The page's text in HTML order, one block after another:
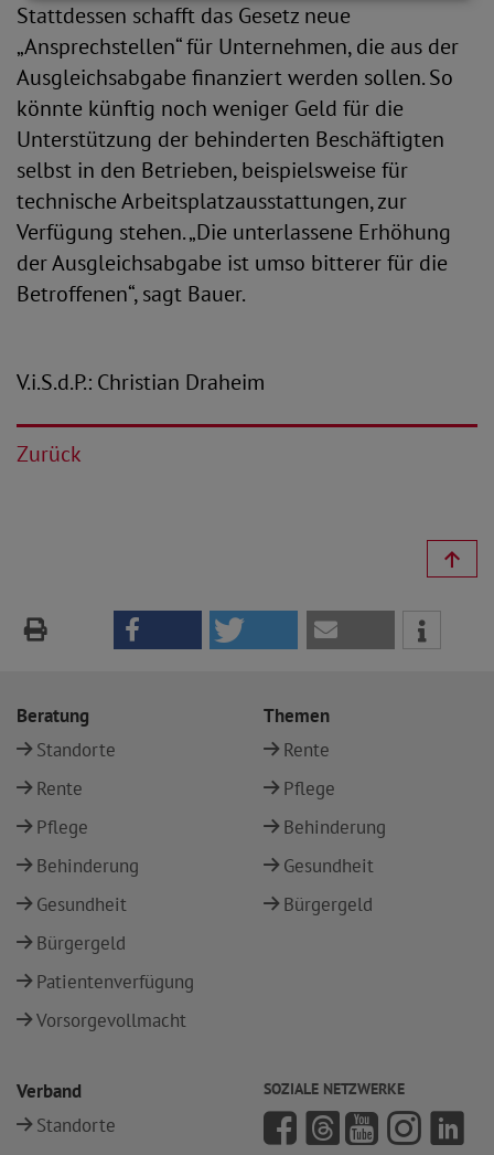
Stattdessen schafft das Gesetz neue
„Ansprechstellen“ für Unternehmen, die aus der
Ausgleichsabgabe finanziert werden sollen. So
könnte künftig noch weniger Geld für die
Unterstützung der behinderten Beschäftigten
selbst in den Betrieben, beispielsweise für
technische Arbeitsplatzausstattungen, zur
Verfügung stehen. „Die unterlassene Erhöhung
der Ausgleichsabgabe ist umso bitterer für die
Betroffenen“, sagt Bauer.
V.i.S.d.P.: Christian Draheim
Zurück
Beratung
Standorte
Rente
Pflege
Behinderung
Gesundheit
Bürgergeld
Patientenverfügung
Vorsorgevollmacht
Themen
Rente
Pflege
Behinderung
Gesundheit
Bürgergeld
Verband
Standorte
SOZIALE NETZWERKE